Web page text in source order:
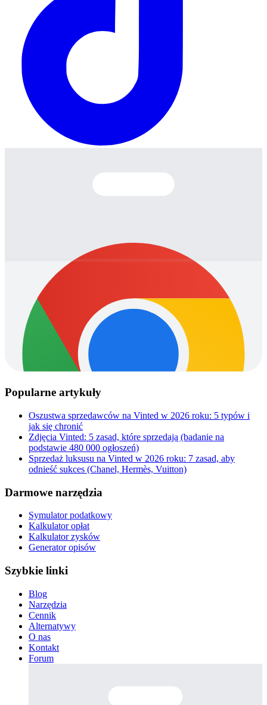
Popularne artykuły
Oszustwa sprzedawców na Vinted w 2026 roku: 5 typów i
jak się chronić
Zdjęcia Vinted: 5 zasad, które sprzedają (badanie na
podstawie 480 000 ogłoszeń)
Sprzedaż luksusu na Vinted w 2026 roku: 7 zasad, aby
odnieść sukces (Chanel, Hermès, Vuitton)
Darmowe narzędzia
Symulator podatkowy
Kalkulator opłat
Kalkulator zysków
Generator opisów
Szybkie linki
Blog
Narzędzia
Cennik
Alternatywy
O nas
Kontakt
Forum